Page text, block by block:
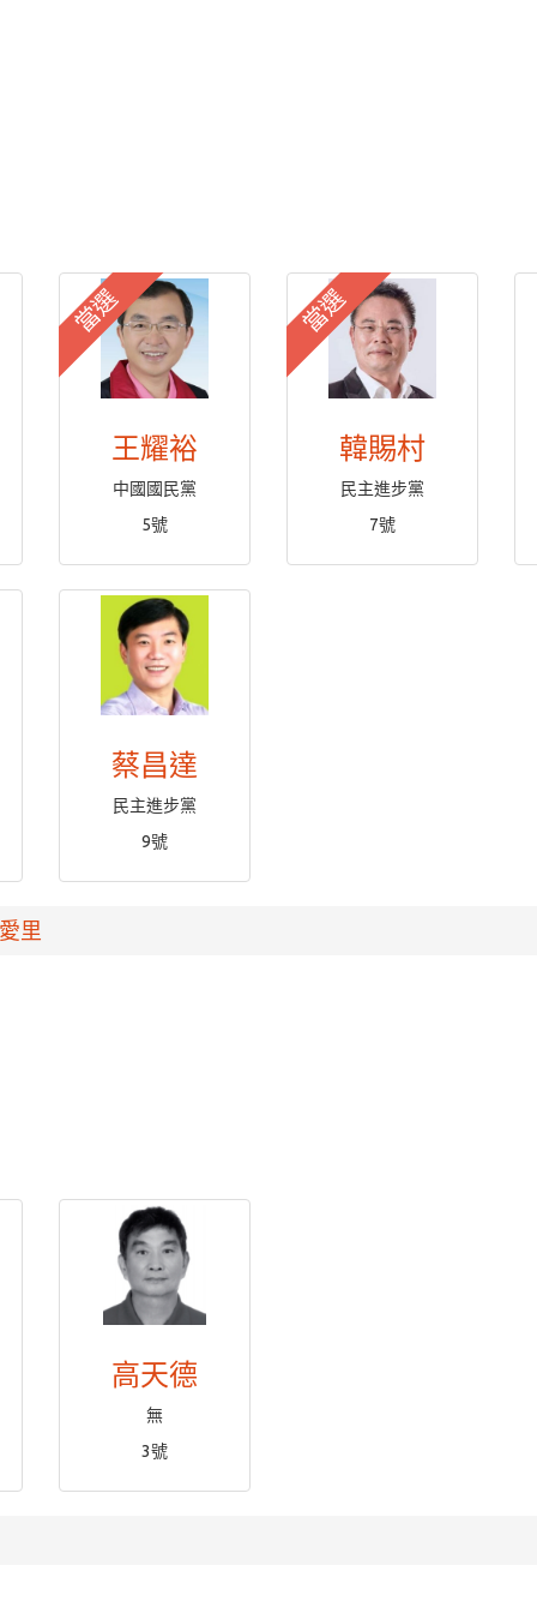
當選
王耀裕
中國國民黨
5號
當選
韓賜村
民主進步黨
7號
蔡昌達
民主進步黨
9號
里
高天德
無
3號